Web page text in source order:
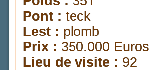
Pont : teck
Lest : plomb
Prix : 350.000 Euros
Lieu de visite : 92